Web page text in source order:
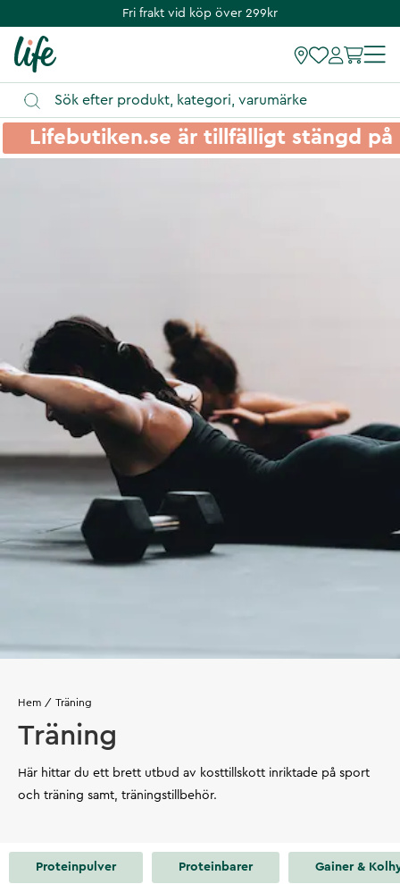
Fri frakt vid köp över 299kr
Lifebutiken.se är tillfälligt stängd
Hem Träning
Träning
Här hittar du ett brett utbud av kosttillskott inriktade på sport
och träning samt, träningstillbehör.
Proteinpulver Proteinbarer Gainer &